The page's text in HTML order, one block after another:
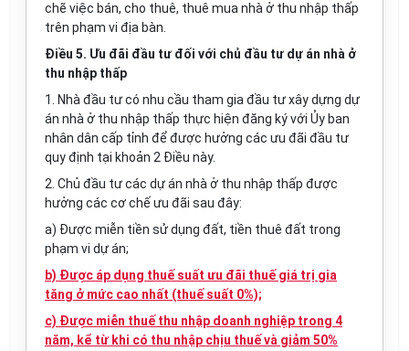
chẽ việc bán, cho thuê, thuê mua nhà ở thu nhập thấp
trên phạm vi địa bàn.
Điều 5. Ưu đãi đầu tư đối với chủ đầu tư dự án nhà ở
thu nhập thấp
1. Nhà đầu tư có nhu cầu tham gia đầu tư xây dựng dự
án nhà ở thu nhập thấp thực hiện đăng ký với Ủy ban
nhân dân cấp tỉnh để được hưởng các ưu đãi đầu tư
quy định tại khoản 2 Điều này.
2. Chủ đầu tư các dự án nhà ở thu nhập thấp được
hưởng các cơ chế ưu đãi sau đây:
a) Được miễn tiền sử dụng đất, tiền thuê đất trong
phạm vi dự án;
b) Được áp dụng thuế suất ưu đãi thuế giá trị gia
tăng ở mức cao nhất (thuế suất 0%);
c) Được miễn thuế thu nhập doanh nghiệp trong 4
năm, kể từ khi có thu nhập chịu thuế và giảm 50%